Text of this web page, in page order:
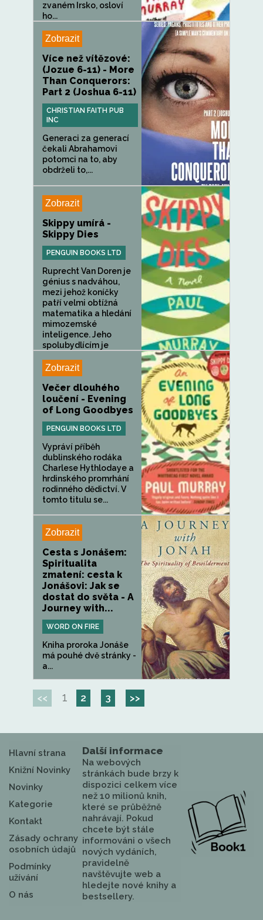
zvaném Irsko, osloví
ho...
Zobrazit
Více než vítězové:
(Jozue 6-11) - More
Than Conquerors:
Part 2 (Joshua 6-11)
CHRISTIAN FAITH PUB
INC
Generaci za generací
čekali Abrahamovi
potomci na to, aby
obdrželi to,...
Zobrazit
Skippy umírá -
Skippy Dies
PENGUIN BOOKS LTD
Ruprecht Van Doren je
génius s nadváhou,
mezi jehož koníčky
patří velmi obtížná
matematika a hledání
mimozemské
inteligence. Jeho
spolubydlícím je
Zobrazit
Večer dlouhého
loučení - Evening
of Long Goodbyes
PENGUIN BOOKS LTD
Vypráví příběh
dublinského rodáka
Charlese Hythlodaye a
hrdinského promrhání
rodinného dědictví. V
tomto titulu se...
Zobrazit
Cesta s Jonášem:
Spiritualita
zmatení: cesta k
Jonášovi: Jak se
dostat do světa - A
Journey with...
WORD ON FIRE
Kniha proroka Jonáše
má pouhé dvě stránky -
a...
<< 1 2 3 >>
Hlavní strana
Knižní Novinky
Novinky
Kategorie
Kontakt
Zásady ochrany
osobních údajů
Podmínky
užívání
O nás
Další informace
Na webových
stránkách bude brzy k
dispozici celkem více
než 10 milionů knih,
které se průběžně
nahrávají. Pokud
chcete být stále
informováni o všech
nových vydáních,
pravidelně
navštěvujte web a
hledejte nové knihy a
bestsellery.